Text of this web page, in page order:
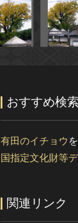
おすすめ検索
有田のイチョウ
国指定文化財等
関連リンク